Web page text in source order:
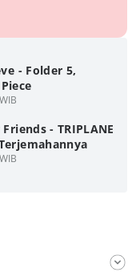
- Folder 5,
- TRIPLANE